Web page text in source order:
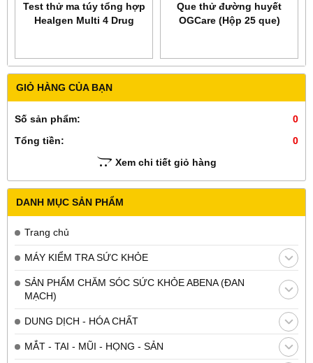
GIỎ HÀNG CỦA BẠN
Số sản phẩm:
0
Tổng tiền:
0
Xem chi tiết giỏ hàng
DANH MỤC SẢN PHẨM
Trang chủ
MÁY KIỂM TRA SỨC KHỎE
SẢN PHẨM CHĂM SÓC SỨC KHỎE ABENA (ĐAN
MẠCH)
DUNG DỊCH - HÓA CHẤT
MẮT - TAI - MŨI - HỌNG - SẢN
Test thử ma túy tổng hợp
Healgen Multi 4 Drug
Que thử đường huyết
OGCare (Hộp 25 que)